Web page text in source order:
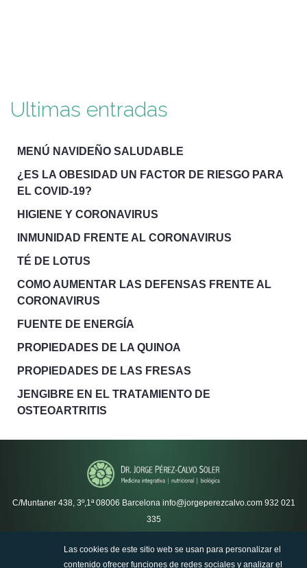
Ultimas entradas
MENÚ NAVIDEÑO SALUDABLE
¿ES LA OBESIDAD UN FACTOR DE RIESGO PARA
EL COVID-19?
HIGIENE Y CORONAVIRUS
INMUNIDAD FRENTE AL CORONAVIRUS
TÉ DE LOTUS
COMO AUMENTAR LAS DEFENSAS FRENTE AL
CORONAVIRUS
FUENTE DE ENERGÍA
PROPIEDADES DE LA QUINOA
PROPIEDADES DE LAS FRESAS
JENGIBRE EN EL TRATAMIENTO DE
OSTEOARTRITIS
C/Muntaner 438, 3º,1ª08006 Barcelona info@jorgeperezcalvo.com932 021
335
Política de privacidad
Las cookies de este sitio web se usan para personalizar el
contenido ofrecer funciones de redes sociales y analizar el